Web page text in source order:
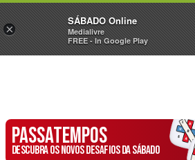
Sábado Assine
PASSATEMPOS
DESCUBRA OS NOVOS DESAFIOS DA SÁBADO
×
SÁBADO Online
Medialivre
FREE - In Google Play